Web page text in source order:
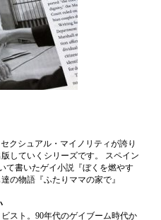
クシュアル・マイノリティが誇り
していくシリーズです。 スペイン
て書いたゲイ小説『ぼくを燃やす
の物語『ふたりママの家で』
スト。90年代のゲイブーム時代か